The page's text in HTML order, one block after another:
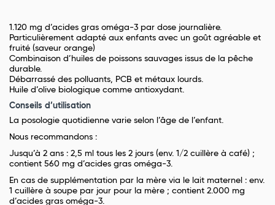
1.120 mg d’acides gras oméga-3 par dose journalière.
Particulièrement adapté aux enfants avec un goût agréable et
fruité (saveur orange)
Combinaison d’huiles de poissons sauvages issus de la pêche
durable.
Débarrassé des polluants, PCB et métaux lourds.
Huile d’olive biologique comme antioxydant.
Conseils d’utilisation
La posologie quotidienne varie selon l’âge de l’enfant.
Nous recommandons :
Jusqu’à 2 ans : 2,5 ml tous les 2 jours (env. 1/2 cuillère à café) ;
contient 560 mg d’acides gras oméga-3.
En cas de supplémentation par la mère via le lait maternel : env.
1 cuillère à soupe par jour pour la mère ; contient 2.000 mg
d’acides gras oméga-3.